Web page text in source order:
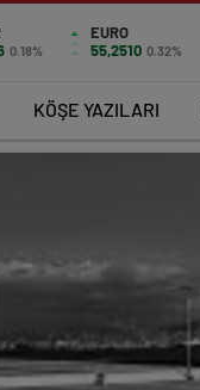
0.18%
EURO
55,2510 0.32%
KÖŞE YAZILARI